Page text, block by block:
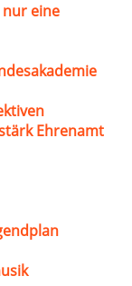
eine
Ehrenamt